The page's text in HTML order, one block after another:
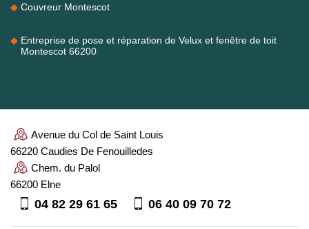
Couvreur Montescot
Entreprise de pose et réparation de Velux et fenêtre de toit
Montescot 66200
Avenue du Col de Saint Louis
66220 Caudies De Fenouilledes
Chem. du Palol
66200 Elne
04 82 29 61 65 06 40 09 70 72